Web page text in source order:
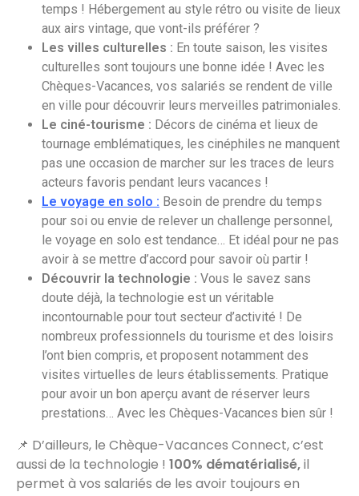
temps ! Hébergement au style rétro ou visite de lieux
aux airs vintage, que vont-ils préférer ?
Les villes culturelles : En toute saison, les visites
culturelles sont toujours une bonne idée ! Avec les
Chèques-Vacances, vos salariés se rendent de ville
en ville pour découvrir leurs merveilles patrimoniales.
Le ciné-tourisme : Décors de cinéma et lieux de
tournage emblématiques, les cinéphiles ne manquent
pas une occasion de marcher sur les traces de leurs
acteurs favoris pendant leurs vacances !
Le voyage en solo : Besoin de prendre du temps
pour soi ou envie de relever un challenge personnel,
le voyage en solo est tendance… Et idéal pour ne pas
avoir à se mettre d’accord pour savoir où partir !
Découvrir la technologie : Vous le savez sans
doute déjà, la technologie est un véritable
incontournable pour tout secteur d’activité ! De
nombreux professionnels du tourisme et des loisirs
l’ont bien compris, et proposent notamment des
visites virtuelles de leurs établissements. Pratique
pour avoir un bon aperçu avant de réserver leurs
prestations… Avec les Chèques-Vacances bien sûr !
📌 D’ailleurs, le Chèque-Vacances Connect, c’est
aussi de la technologie ! 100% dématérialisé,il
permet à vos salariés de les avoir toujours en